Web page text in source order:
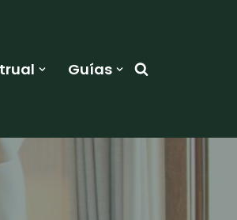
Guías